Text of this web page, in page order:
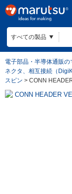
電子部品・半導体通販の
ネクタ、相互接続（
スピン > CONN